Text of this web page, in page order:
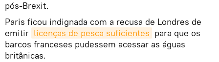
pós-Brexit.
Paris ficou indignada com a recusa de Londres de
emitir licenças de pesca suficientes para que os
barcos franceses pudessem acessar as águas
britânicas.